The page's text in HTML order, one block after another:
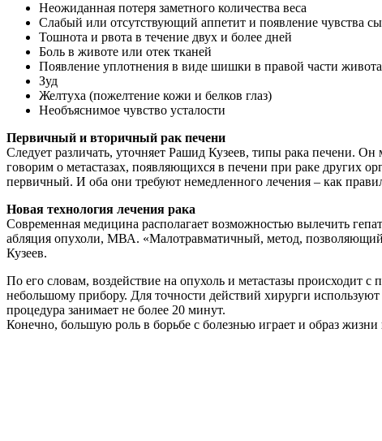
Неожиданная потеря заметного количества веса
Слабый или отсутствующий аппетит и появление чувства
Тошнота и рвота в течение двух и более дней
Боль в животе или отек тканей
Появление уплотнения в виде шишки в правой части живота
Зуд
Желтуха (пожелтение кожи и белков глаз)
Необъяснимое чувство усталости
Первичный и вторичный рак печени
Следует различать, уточняет Рашид Кузеев, типы рака печени.
говорим о метастазах, появляющихся в печени при раке других
первичный. И оба они требуют немедленного лечения – как
Новая технология лечения рака
Современная медицина располагает возможностью вылечить
абляция опухоли, МВА. «Малотравматичный, метод,
Кузеев.
По его словам, воздействие на опухоль и метастазы происходит
небольшому прибору. Для точности действий хирурги используют
процедура занимает не более 20 минут.
Конечно, большую роль в борьбе с болезнью играет и образ